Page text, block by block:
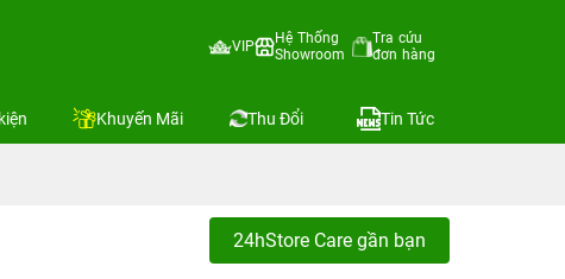
VIP
Hệ Thống
Showroom
Tra cứu
đơn hàng
Khuyến Mãi Thu Đổi Tin Tức
24hStore Care gần bạn